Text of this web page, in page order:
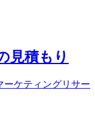
見積もり
ーケティングリサー